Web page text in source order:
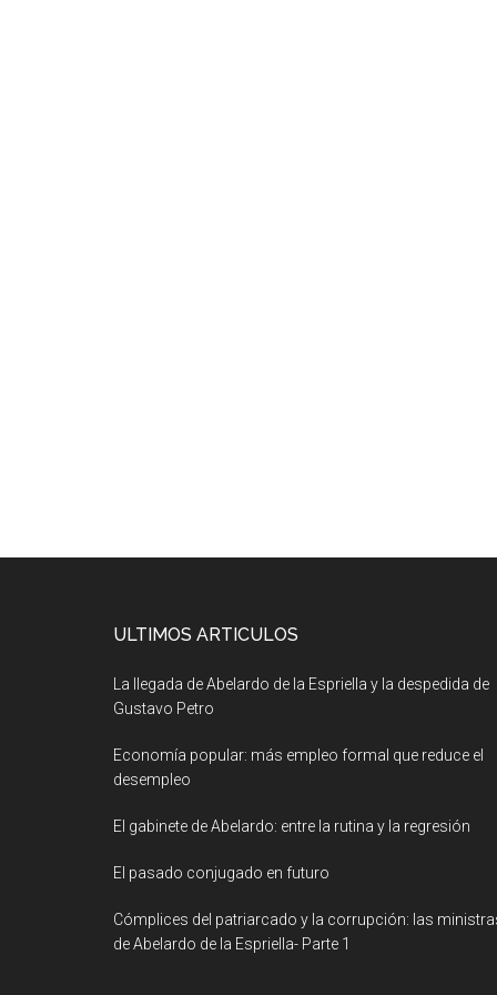
ULTIMOS ARTICULOS
La llegada de Abelardo de la Espriella y la despedida de
Gustavo Petro
Economía popular: más empleo formal que reduce el
desempleo
El gabinete de Abelardo: entre la rutina y la regresión
El pasado conjugado en futuro
Cómplices del patriarcado y la corrupción: las
de Abelardo de la Espriella- Parte 1